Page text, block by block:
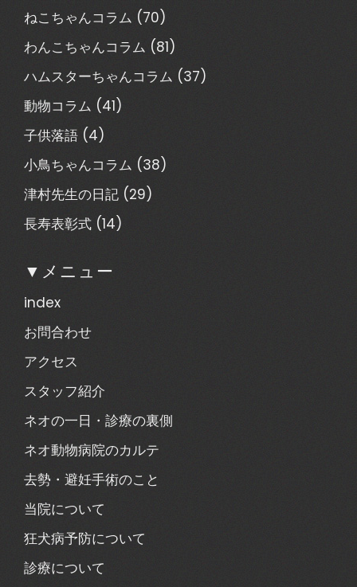
ねこちゃんコラム (70)
わんこちゃんコラム (81)
ハムスターちゃんコラム (37)
動物コラム (41)
子供落語 (4)
小鳥ちゃんコラム (38)
津村先生の日記 (29)
長寿表彰式 (14)
▼メニュー
index
お問合わせ
アクセス
スタッフ紹介
ネオの一日・診療の裏側
ネオ動物病院のカルテ
去勢・避妊手術のこと
当院について
狂犬病予防について
診療について